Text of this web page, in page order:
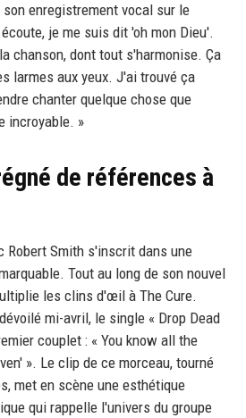
enregistrement vocal sur le
je me suis dit 'oh mon Dieu'.
chanson, dont tout s'harmonise. Ça
larmes aux yeux. J'ai trouvé ça
chanter quelque chose que
incroyable. »
de références à
Robert Smith s'inscrit dans une
Tout au long de son nouvel
les clins d'œil à The Cure.
mi-avril, le single « Drop Dead
couplet : « You know all the
». Le clip de ce morceau, tourné
met en scène une esthétique
qui rappelle l'univers du groupe